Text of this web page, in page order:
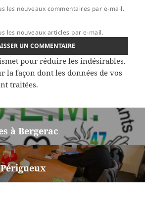
les nouveaux commentaires par e-mail.
les nouveaux articles par e-mail.
pour réduire les indésirables.
la façon dont les données de vos
traitées.
à Bergerac